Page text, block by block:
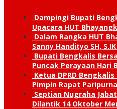
Dampingi Bupati
Upacara HUT
Dalam Rangka HUT
Sanny Handityo SH,
Bupati Bengkalis
Puncak Perayaan Hari
Ketua DPRD
Pimpin Rapat
Septian Nugraha
Dilantik 14 Oktober